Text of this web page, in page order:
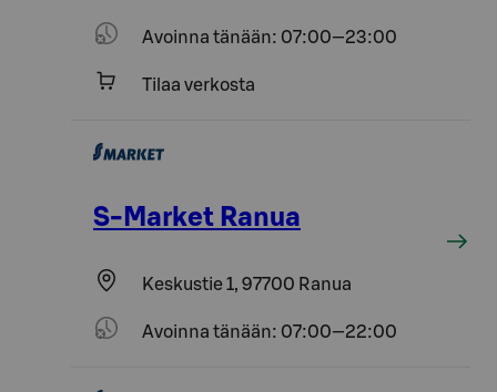
Avoinna tänään: 07:00—23:00
Tilaa verkosta
S-Market Ranua
Keskustie 1, 97700 Ranua
Avoinna tänään: 07:00—22:00